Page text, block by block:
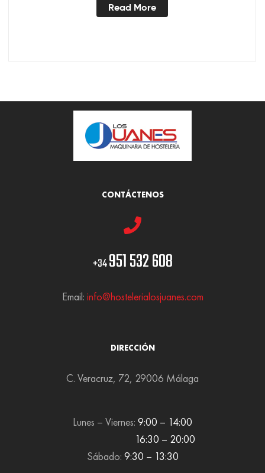
Read More
CONTÁCTENOS
+34951 532 608
Email: info@hostelerialosjuanes.com
DIRECCIÓN
C. Veracruz, 72, 29006 Málaga
Lunes – Viernes: 9:00 – 14:00
16:30 – 20:00
Sábado: 9:30 – 13:30